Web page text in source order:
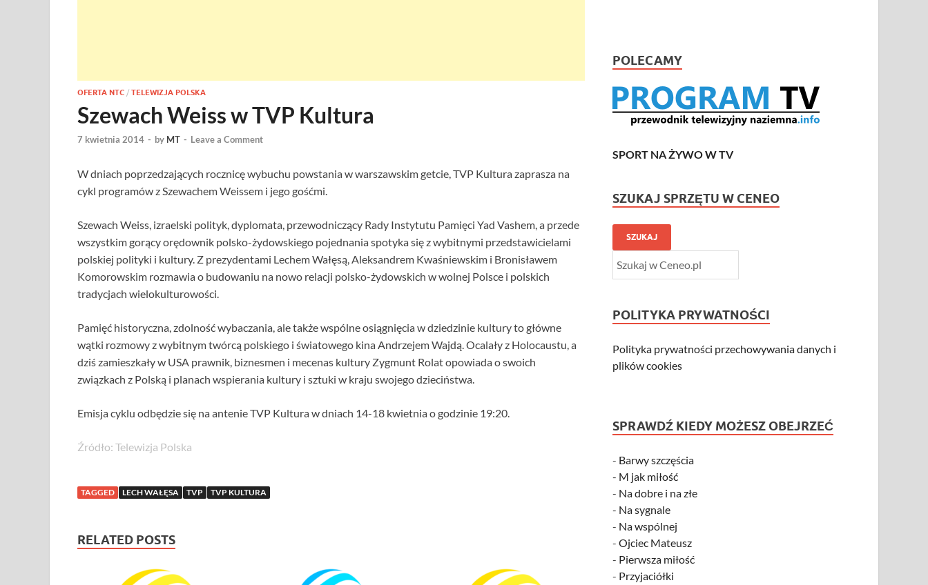
OFERTA NTC / TELEWIZJA POLSKA
Szewach Weiss w TVP Kultura
7 kwietnia 2014 - by MT - Leave a Comment
W dniach poprzedzających rocznicę wybuchu powstania w warszawskim getcie, TVP Kultura zaprasza na
cykl programów z Szewachem Weissem i jego gośćmi.
Szewach Weiss, izraelski polityk, dyplomata, przewodniczący Rady Instytutu Pamięci Yad Vashem, a przede
wszystkim gorący orędownik polsko-żydowskiego pojednania spotyka się z wybitnymi przedstawicielami
polskiej polityki i kultury. Z prezydentami Lechem Wałęsą, Aleksandrem Kwaśniewskim i Bronisławem
Komorowskim rozmawia o budowaniu na nowo relacji polsko-żydowskich w wolnej Polsce i polskich
tradycjach wielokulturowości.
Pamięć historyczna, zdolność wybaczania, ale także wspólne osiągnięcia w dziedzinie kultury to główne
wątki rozmowy z wybitnym twórcą polskiego i światowego kina Andrzejem Wajdą. Ocalały z Holocaustu, a
dziś zamieszkały w USA prawnik, biznesmen i mecenas kultury Zygmunt Rolat opowiada o swoich
związkach z Polską i planach wspierania kultury i sztuki w kraju swojego dzieciństwa.
Emisja cyklu odbędzie się na antenie TVP Kultura w dniach 14-18 kwietnia o godzinie 19:20.
Źródło: Telewizja Polska
TAGGED LECH WAŁĘSA TVP TVP KULTURA
RELATED POSTS
POLECAMY
SPORT NA ŻYWO W TV
SZUKAJ SPRZĘTU W CENEO
SZUKAJ
POLITYKA PRYWATNOŚCI
Polityka prywatności przechowywania danych i
plików cookies
SPRAWDŹ KIEDY MOŻESZ OBEJRZEĆ
- Barwy szczęścia
- M jak miłość
- Na dobre i na złe
- Na sygnale
- Na wspólnej
-Ojciec Mateusz
- Pierwsza miłość
- Przyjaciółki